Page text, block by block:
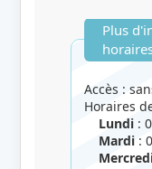
Plus
Accès :
Horaires
Lundi :
Mardi :